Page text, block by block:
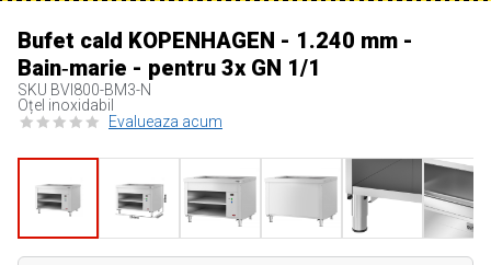
Bufet cald KOPENHAGEN - 1.240 mm -
Bain‑marie - pentru 3x GN 1/1
SKU BVI800-BM3-N
Oțel inoxidabil
Evalueaza acum